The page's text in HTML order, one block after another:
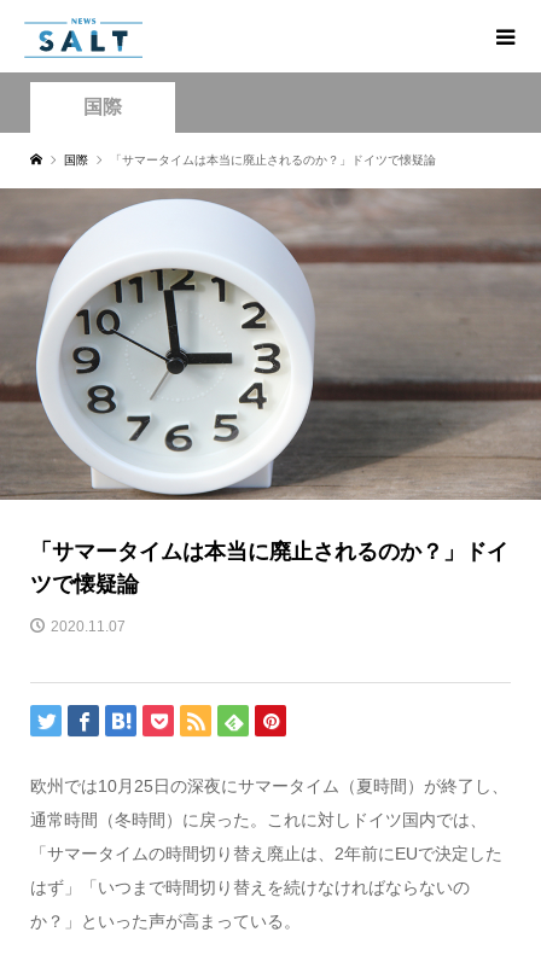
国際
国際 「サマータイムは本当に廃止されるのか？」ドイツで懐疑論
「サマータイムは本当に廃止されるのか？」ドイ
ツで懐疑論
2020.11.07
欧州では10月25日の深夜にサマータイム（夏時間）が終了し、
通常時間（冬時間）に戻った。これに対しドイツ国内では、
「サマータイムの時間切り替え廃止は、2年前にEUで決定した
はず」「いつまで時間切り替えを続けなければならないの
か？」といった声が高まっている。